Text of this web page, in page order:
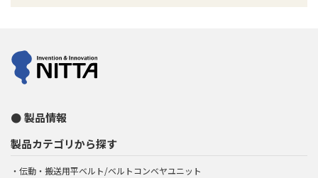
製品情報
製品カテゴリから探す
伝動・搬送用平ベルト/ベルトコンベヤユニット